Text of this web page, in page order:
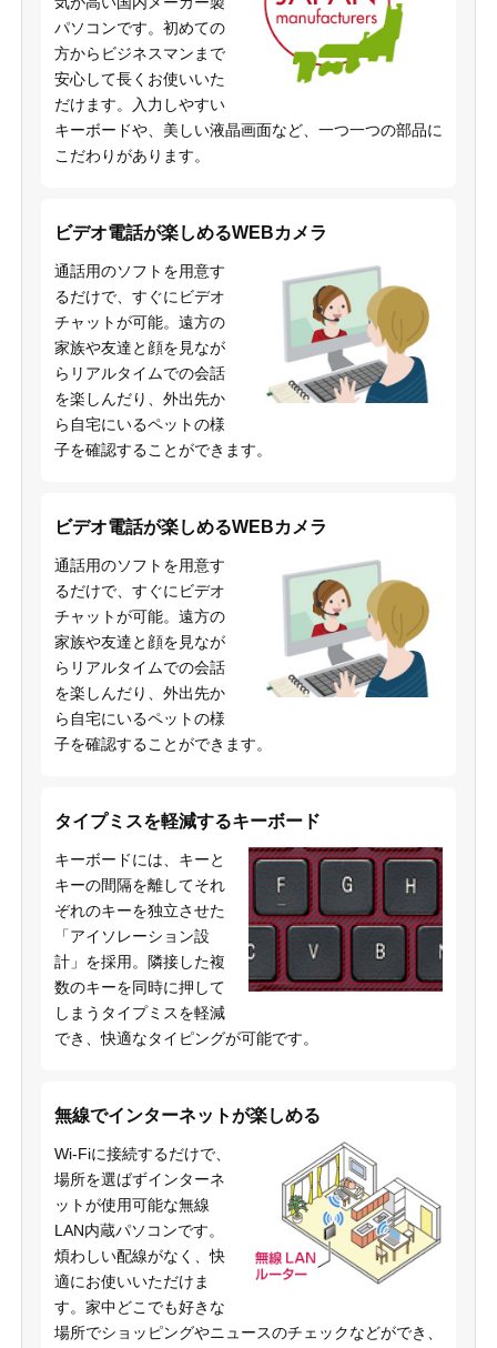
パソコンです。初めての
方からビジネスマンまで
安心して長くお使いいた
だけます。入力しやすい
キーボードや、美しい液晶画面など、一つ一つの部品に
こだわりがあります。
ビデオ電話が楽しめるWEBカメラ
通話用のソフトを用意す
るだけで、すぐにビデオ
チャットが可能。遠方の
家族や友達と顔を見なが
らリアルタイムでの会話
を楽しんだり、外出先か
ら自宅にいるペットの様
子を確認することができます。
ビデオ電話が楽しめるWEBカメラ
通話用のソフトを用意す
るだけで、すぐにビデオ
チャットが可能。遠方の
家族や友達と顔を見なが
らリアルタイムでの会話
を楽しんだり、外出先か
ら自宅にいるペットの様
子を確認することができます。
タイプミスを軽減するキーボード
キーボードには、キーと
キーの間隔を離してそれ
ぞれのキーを独立させた
「アイソレーション設
計」を採用。隣接した複
数のキーを同時に押して
しまうタイプミスを軽減
でき、快適なタイピングが可能です。
無線でインターネットが楽しめる
Wi-Fiに接続するだけで、
場所を選ばずインターネ
ットが使用可能な無線
LAN内蔵パソコンです。
煩わしい配線がなく、快
適にお使いいただけま
す。家中どこでも好きな
場所でショッピングやニュースのチェックなどができ、